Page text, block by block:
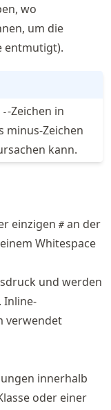
wo
um die
entmutigt).
--Zeichen in
minus-Zeichen
kann.
einzigen # an der
Whitespace
und werden
Inline-
verwendet
innerhalb
oder einer